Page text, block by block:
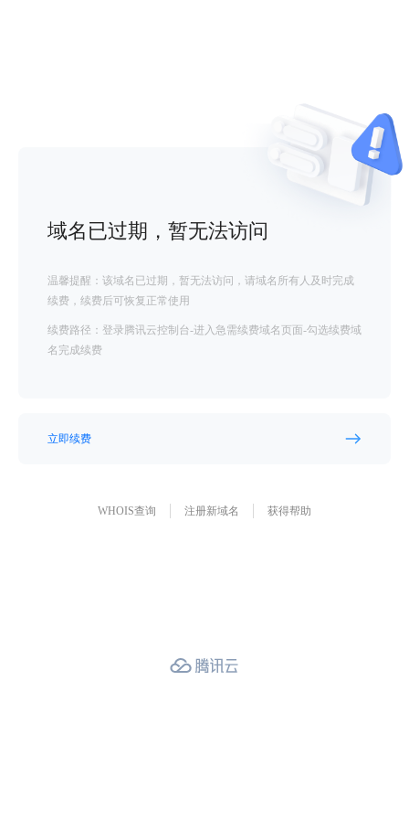
域名已过期，暂无法访问
温馨提醒：该域名已过期，暂无法访问，请域名所有人及时完成
续费，续费后可恢复正常使用
续费路径：登录腾讯云控制台-进入急需续费域名页面-勾选续费域
名完成续费
立即续费
WHOIS查询 注册新域名 获得帮助